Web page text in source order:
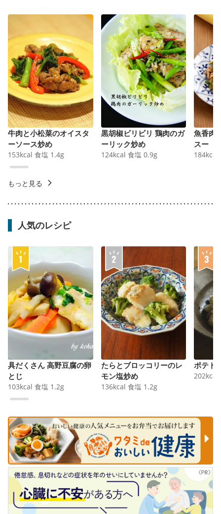
牛肉と小松菜のオイスタ
ーソース炒め
153kcal 食塩 1.4g
黒胡椒ビリビリ 鶏肉のガ
ーリック炒め
124kcal 食塩 0.9g
魚香肉
スー
184kcal
もっと見る
人気のレシピ
具だくさん 高野豆腐の卵
とじ
103kcal 食塩 1.2g
たらとブロッコリーのレ
モン塩炒め
136kcal 食塩 1.2g
ポテト
202kcal